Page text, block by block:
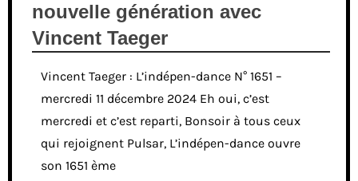
nouvelle génération avec
Vincent Taeger
Vincent Taeger : L’indépen-dance N° 1651 –
mercredi 11 décembre 2024 Eh oui, c’est
mercredi et c’est reparti, Bonsoir à tous ceux
qui rejoignent Pulsar, L’indépen-dance ouvre
son 1651 ème